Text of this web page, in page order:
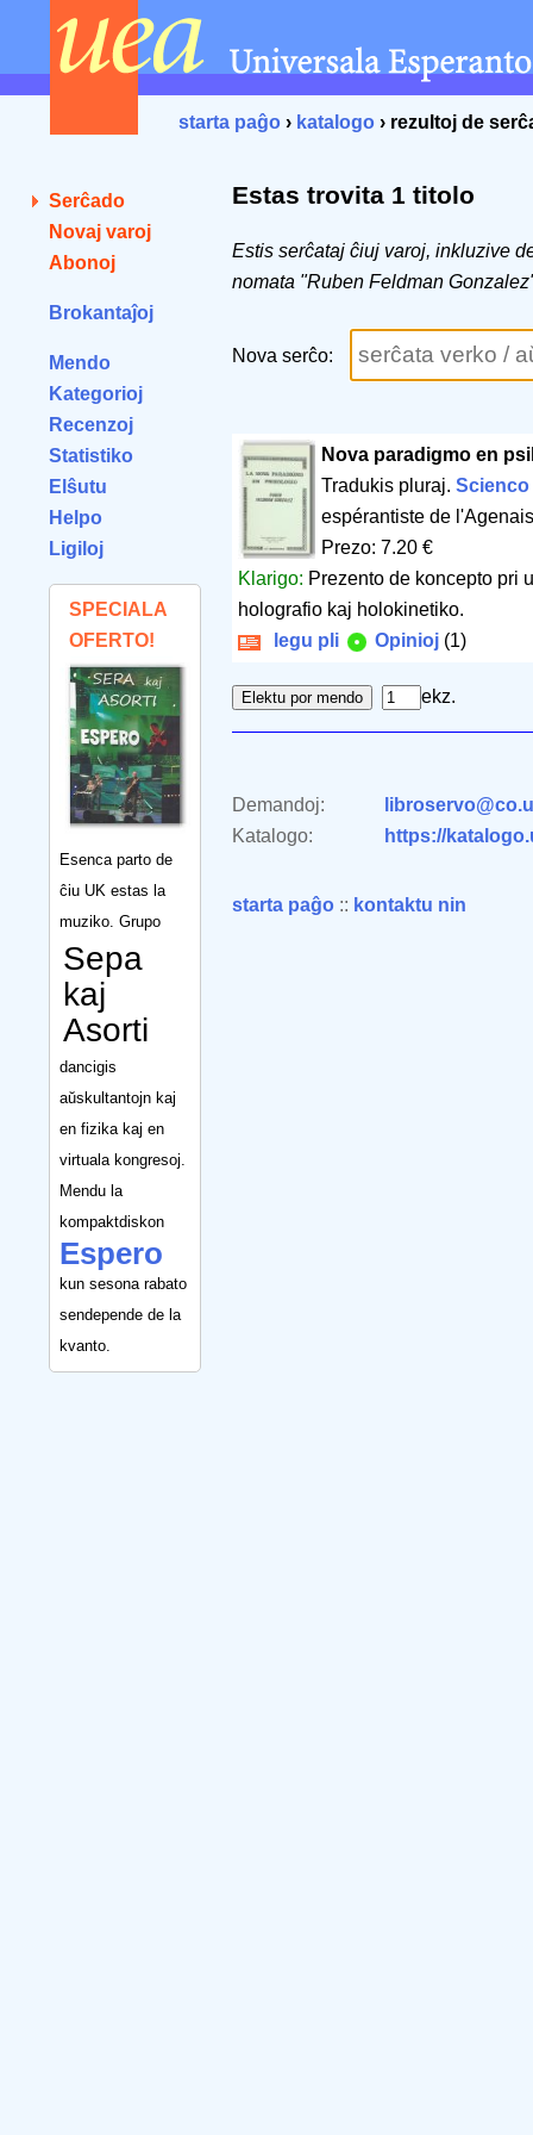
starta paĝo › katalogo › rezultoj de
Serĉado
Novaj varoj
Abonoj
Brokantaĵoj
Mendo
Kategorioj
Recenzoj
Statistiko
Elŝutu
Helpo
Ligiloj
SPECIALA
OFERTO!
Esenca parto de
ĉiu UK estas la
muziko. Grupo
Sepa
kaj
Asorti
dancigis
aŭskultantojn kaj
en fizika kaj en
virtuala kongresoj.
Mendu la
kompaktdiskon
Espero
kun sesona rabato
sendepende de la
kvanto.
Estas trovita 1 titolo
Estis serĉataj ĉiuj varoj, inkluzive
nomata "Ruben Feldman
Nova serĉo:
Nova paradigmo en
Tradukis pluraj.
espérantiste de
Prezo: 7.20 €
Klarigo: Prezento de koncepto pri
holografio kaj holokinetiko.
legu pli
Opinioj (1)
ekz.
Demandoj:
Katalogo:
https://
starta paĝo :: kontaktu nin